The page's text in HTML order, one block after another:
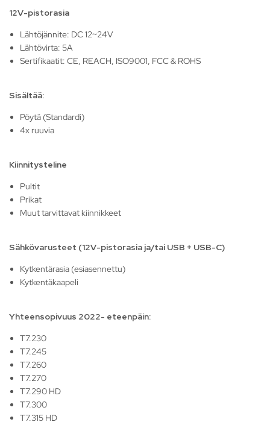
12V-pistorasia
Lähtöjännite: DC 12~24V
Lähtövirta: 5A
Sertifikaatit: CE, REACH, ISO9001, FCC & ROHS
Sisältää:
Pöytä (Standardi)
4x ruuvia
Kiinnitysteline
Pultit
Prikat
Muut tarvittavat kiinnikkeet
Sähkövarusteet (12V-pistorasia ja/tai USB + USB-C)
Kytkentärasia (esiasennettu)
Kytkentäkaapeli
Yhteensopivuus 2022- eteenpäin:
T7.230
T7.245
T7.260
T7.270
T7.290 HD
T7.300
T7.315 HD